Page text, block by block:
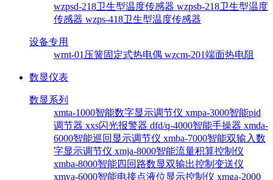
wzpsd-218卫生型温度传感器 wzpsb-218卫生型温度
传感器 wzps-418卫生型温度传感器
设备专用
wrnt-01压簧固定式热电偶 wzcm-201端面热电阻
数显仪表
数显系列
xmta-1000智能数字显示调节仪 xmpa-3000智能pid
调节器 xxs闪光报警器 dfd/q-4000智能手操器 xmda-
6000智能巡回显示调节仪 xmba-7000智能双输入数
字显示调节仪 xmja-8000智能流量积算控制仪
xmba-8000智能四回路数显双输出控制变送仪
xmya-6000智能电接点液位显示控制仪 xmga-2000